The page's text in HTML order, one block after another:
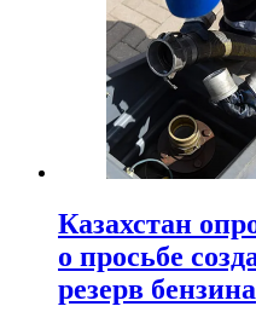
Казахстан
о просьбе
резерв бензина